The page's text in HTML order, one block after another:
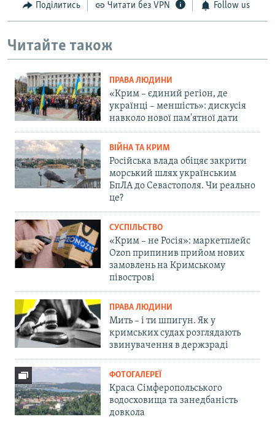
Поділитись Читати без VPN Follow us
Читайте також
ПРАВА ЛЮДИНИ
«Крим – єдиний регіон, де
українці – меншість»: дискусія
навколо нової пам'ятної дати
ВІЙНА ТА КРИМ
Російська влада обіцяє закрити
морський шлях українським
БпЛА до Севастополя. Чи реально
це?
СУСПІЛЬСТВО
«Крим – не Росія»: маркетплейс
Ozon припинив прийом нових
замовлень на Кримському
півострові
ПРАВА ЛЮДИНИ
Мить – і ти шпигун. Як у
кримських судах розглядають
звинувачення в держзраді
ФОТОГАЛЕРЕЇ
Краса Сімферопольського
водосховища та занедбаність
довкола